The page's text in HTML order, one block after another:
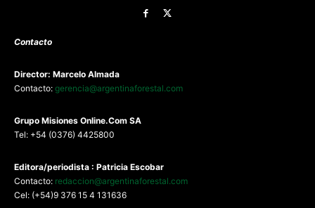
Contacto
Director: Marcelo Almada
Contacto: gerencia@argentinaforestal.com
Grupo Misiones Online.Com SA
Tel: +54 (0376) 4425800
Editora/periodista : Patricia Escobar
Contacto: redaccion@argentinaforestal.com
Cel: (+54)9 376 15 4 131636